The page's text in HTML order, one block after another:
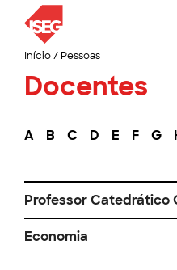
Início/ Pessoas
Docentes
A B C D E F G
Professor Catedrático
Economia